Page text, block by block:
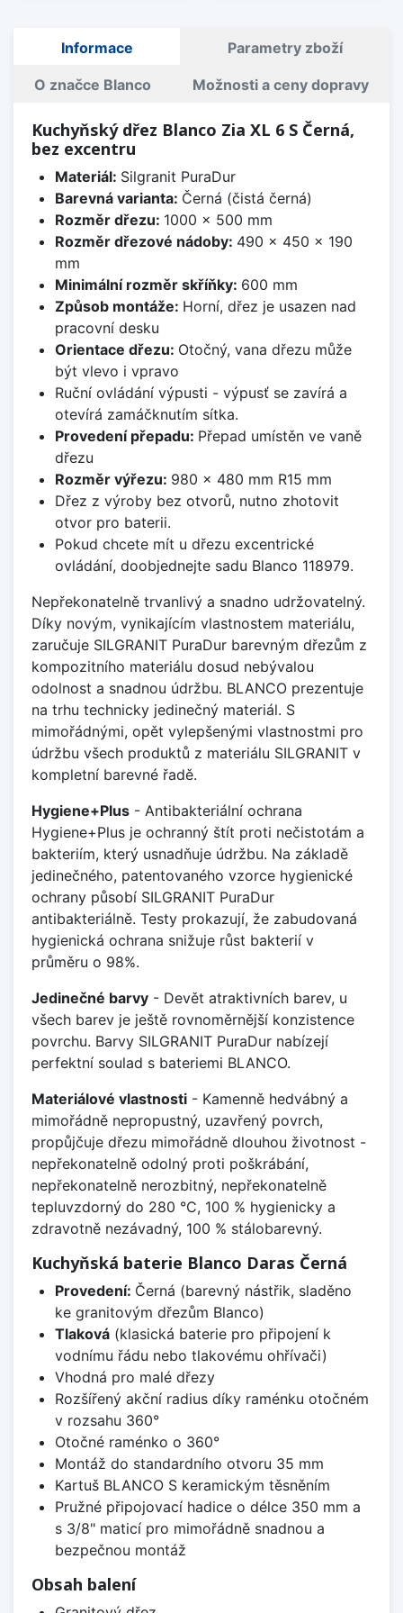
Informace Parametry zboží
O značce Blanco Možnosti a ceny dopravy
Kuchyňský dřez Blanco Zia XL 6 S Černá,
bez excentru
Materiál: Silgranit PuraDur
Barevná varianta: Černá (čistá černá)
Rozměr dřezu: 1000 x 500 mm
Rozměr dřezové nádoby: 490 x 450 x 190
mm
Minimální rozměr skříňky: 600 mm
Způsob montáže: Horní, dřez je usazen nad
pracovní desku
Orientace dřezu: Otočný, vana dřezu může
být vlevo i vpravo
Ruční ovládání výpusti - výpusť se zavírá a
otevírá zamáčknutím sítka.
Provedení přepadu: Přepad umístěn ve vaně
dřezu
Rozměr výřezu: 980 x 480 mm R15 mm
Dřez z výroby bez otvorů, nutno zhotovit
otvor pro baterii.
Pokud chcete mít u dřezu excentrické
ovládání, doobjednejte sadu Blanco 118979.
Nepřekonatelně trvanlivý a snadno udržovatelný.
Díky novým, vynikajícím vlastnostem materiálu,
zaručuje SILGRANIT PuraDur barevným dřezům z
kompozitního materiálu dosud nebývalou
odolnost a snadnou údržbu. BLANCO prezentuje
na trhu technicky jedinečný materiál. S
mimořádnými, opět vylepšenými vlastnostmi pro
údržbu všech produktů z materiálu SILGRANIT v
kompletní barevné řadě.
Hygiene+Plus - Antibakteriální ochrana
Hygiene+Plus je ochranný štít proti nečistotám a
bakteriím, který usnadňuje údržbu. Na základě
jedinečného, patentovaného vzorce hygienické
ochrany působí SILGRANIT PuraDur
antibakteriálně. Testy prokazují, že zabudovaná
hygienická ochrana snižuje růst bakterií v
průměru o 98%.
Jedinečné barvy - Devět atraktivních barev, u
všech barev je ještě rovnoměrnější konzistence
povrchu. Barvy SILGRANIT PuraDur nabízejí
perfektní soulad s bateriemi BLANCO.
Materiálové vlastnosti - Kamenně hedvábný a
mimořádně nepropustný, uzavřený povrch,
propůjčuje dřezu mimořádně dlouhou životnost -
nepřekonatelně odolný proti poškrábání,
nepřekonatelně nerozbitný, nepřekonatelně
tepluvzdorný do 280 °C, 100 % hygienicky a
zdravotně nezávadný, 100 % stálobarevný.
Kuchyňská baterie Blanco Daras Černá
Provedení: Černá (barevný nástřik, sladěno
ke granitovým dřezům Blanco)
Tlaková(klasická baterie pro připojení k
vodnímu řádu nebo tlakovému ohřívači)
Vhodná pro malé dřezy
Rozšířený akční radius díky raménku otočném
v rozsahu 360°
Otočné raménko o 360°
Montáž do standardního otvoru 35 mm
Kartuš BLANCO S keramickým těsněním
Pružné připojovací hadice o délce 350 mm a
s 3/8" maticí pro mimořádně snadnou a
bezpečnou montáž
Obsah balení